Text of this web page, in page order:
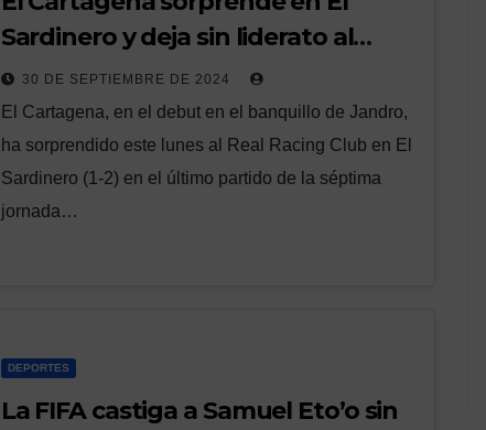
Sardinero y deja sin liderato al
Racing
30 DE SEPTIEMBRE DE 2024
El Cartagena, en el debut en el banquillo de Jandro,
ha sorprendido este lunes al Real Racing Club en El
Sardinero (1-2) en el último partido de la séptima
jornada…
DEPORTES
La FIFA castiga a Samuel Eto’o sin